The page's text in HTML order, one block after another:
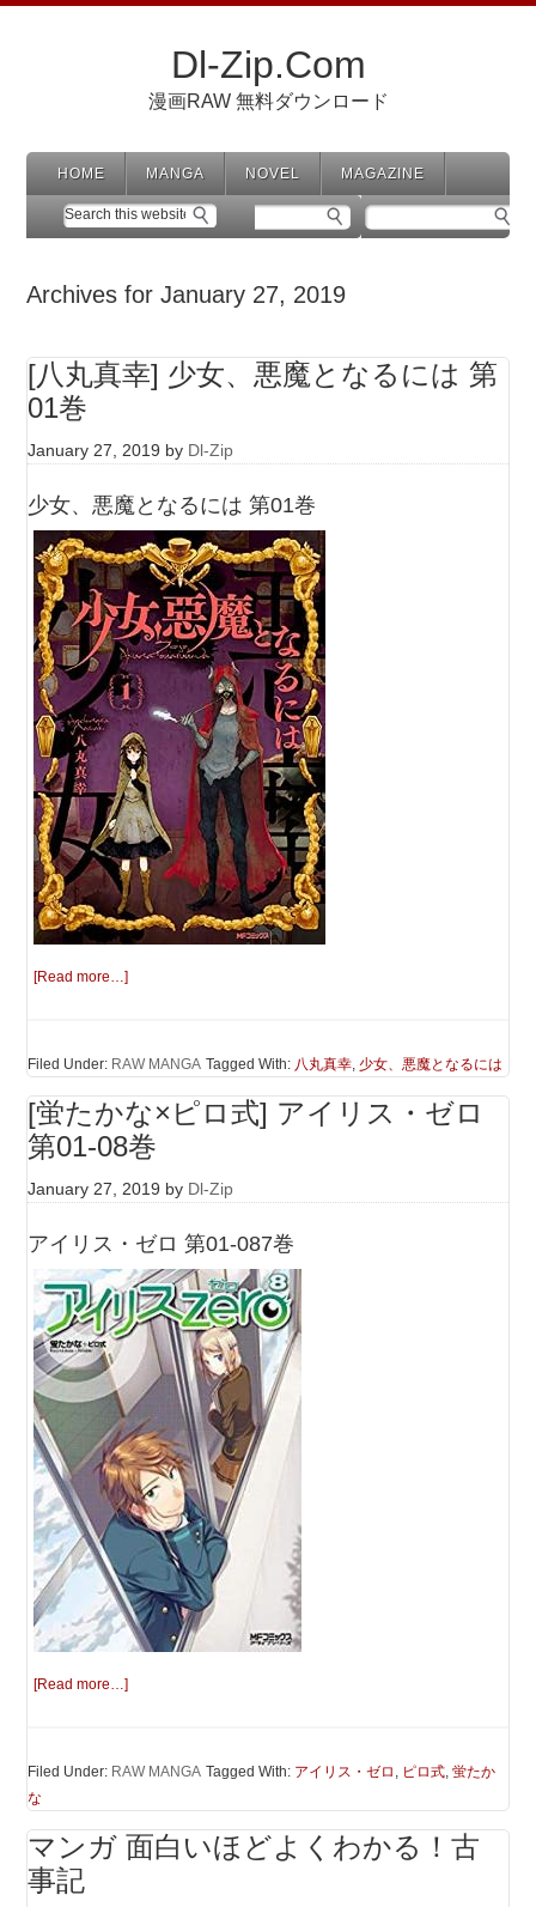
Dl-Zip.Com
漫画RAW 無料ダウンロード
HOME MANGA NOVEL MAGAZINE
Archives for January 27, 2019
[八丸真幸] 少女、悪魔となるには 第
01巻
January 27, 2019 by Dl-Zip
少女、悪魔となるには 第01巻
[Read more…]
Filed Under: RAW MANGA Tagged With: 八丸真幸, 少女、悪魔となるには
[蛍たかな×ピロ式] アイリス・ゼロ
第01-08巻
January 27, 2019 by Dl-Zip
アイリス・ゼロ 第01-087巻
[Read more…]
Filed Under: RAW MANGA Tagged With: アイリス・ゼロ , ピロ式,蛍たか
な
マンガ 面白いほどよくわかる！古
事記